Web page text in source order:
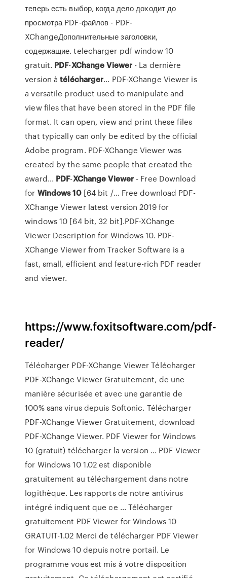
теперь есть выбор, когда дело доходит до
просмотра PDF-файлов - PDF-
XChangeДополнительные заголовки,
содержащие. telecharger pdf window 10
gratuit. PDF-XChange Viewer - La dernière
version àtélécharger… PDF-XChange Viewer is
a versatile product used to manipulate and
view files that have been stored in the PDF file
format. It can open, view and print these files
that typically can only be edited by the official
Adobe program. PDF-XChange Viewer was
created by the same people that created the
award... PDF-XChange Viewer - Free Download
for Windows10[64 bit /… Free download PDF-
XChange Viewer latest version 2019 for
windows 10 [64 bit, 32 bit].PDF-XChange
Viewer Description for Windows 10. PDF-
XChange Viewer from Tracker Software is a
fast, small, efficient and feature-rich PDF reader
and viewer.
https://www.foxitsoftware.com/pdf-
reader/
Télécharger PDF-XChange Viewer Télécharger
PDF-XChange Viewer Gratuitement, de une
manière sécurisée et avec une garantie de
100% sans virus depuis Softonic. Télécharger
PDF-XChange Viewer Gratuitement, download
PDF-XChange Viewer. PDF Viewer for Windows
10 (gratuit) télécharger la version ... PDF Viewer
for Windows 10 1.02 est disponible
gratuitement au téléchargement dans notre
logithèque. Les rapports de notre antivirus
intégré indiquent que ce ... Télécharger
gratuitement PDF Viewer for Windows 10
GRATUIT-1.02 Merci de télécharger PDF Viewer
for Windows 10 depuis notre portail. Le
programme vous est mis à votre disposition